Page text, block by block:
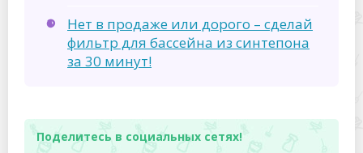
Нет в продаже или дорого – сделай
фильтр для бассейна из синтепона
за 30 минут!
Поделитесь в социальных сетях!